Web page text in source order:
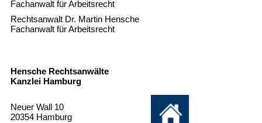
Fachanwalt für Arbeitsrecht
Rechtsanwalt Dr. Martin Hensche
Fachanwalt für Arbeitsrecht
Hensche Rechtsanwälte
Kanzlei Hamburg
Neuer Wall 10
20354 Hamburg